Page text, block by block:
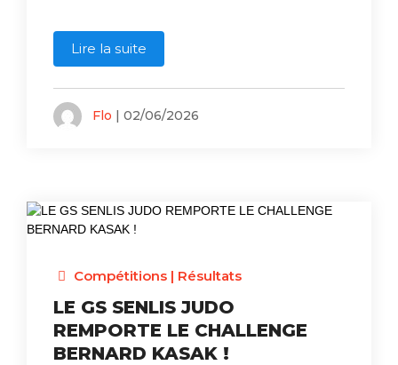
Lire la suite
Flo | 02/06/2026
Compétitions| Résultats
LE GS SENLIS JUDO
REMPORTE LE CHALLENGE
BERNARD KASAK !